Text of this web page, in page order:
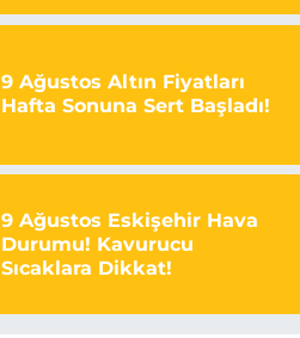
9 Ağustos Altın Fiyatları
Hafta Sonuna Sert Başladı!
9 Ağustos Eskişehir Hava
Durumu! Kavurucu
Sıcaklara Dikkat!